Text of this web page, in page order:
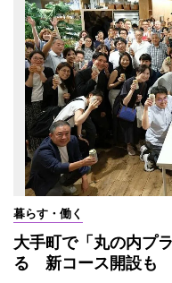
暮らす・働く
大手町で「丸の内プ
る 新コース開設も